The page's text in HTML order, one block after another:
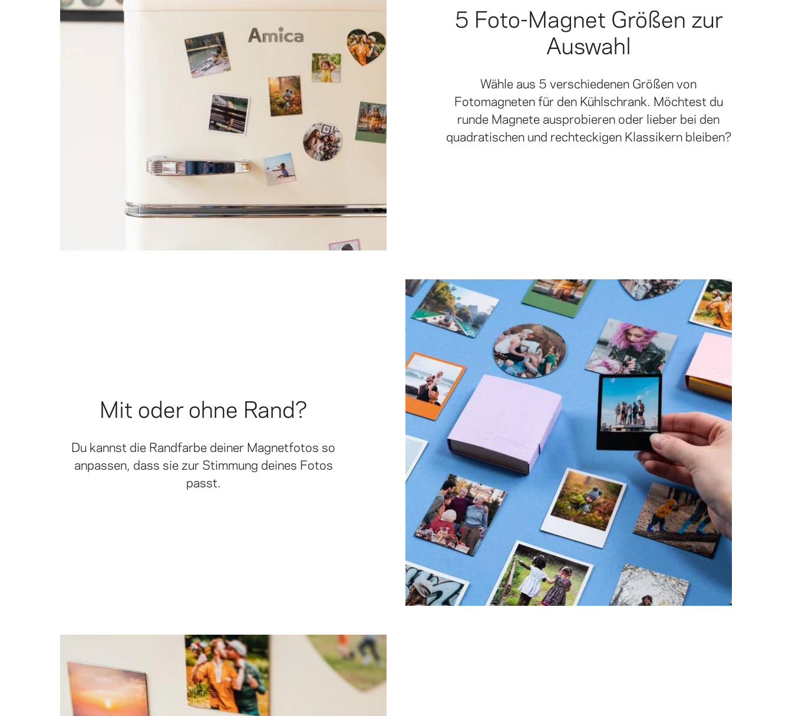
5 Foto-Magnet Größen zur
Auswahl
Wähle aus 5 verschiedenen Größen von
Fotomagneten für den Kühlschrank. Möchtest du
runde Magnete ausprobieren oder lieber bei den
quadratischen und rechteckigen Klassikern bleiben?
Mit oder ohne Rand?
Du kannst die Randfarbe deiner Magnetfotos so
anpassen, dass sie zur Stimmung deines Fotos
passt.